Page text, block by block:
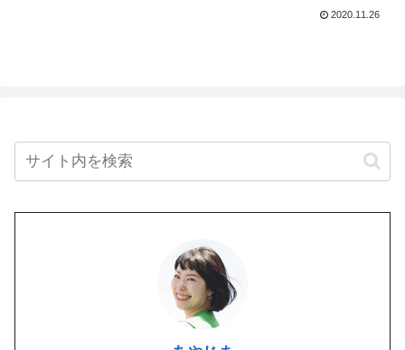
付与ポイントが高い商品を紹介する楽天
2020.11.26